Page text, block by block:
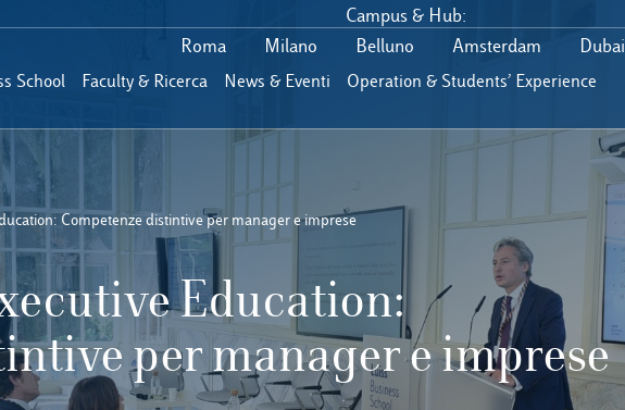
Campus & Hub:
Roma
Milano Belluno Amsterdam Dubai
School Faculty & Ricerca News & Eventi Operation & Students’ Experience
Competenze distintive per manager e imprese
Education:
per manager e imprese